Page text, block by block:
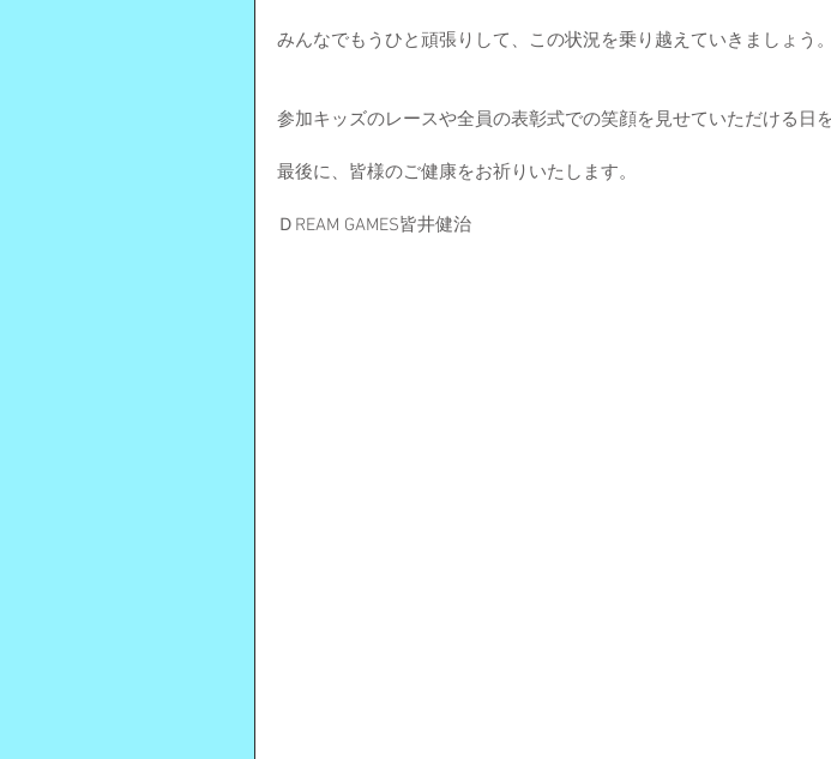
みんなでもうひと頑張りして、この状況を乗り越えていきましょう。
参加キッズのレースや全員の表彰式での笑顔を見せていただける日
最後に、皆様のご健康をお祈りいたします。
ＤREAM GAMES皆井健治